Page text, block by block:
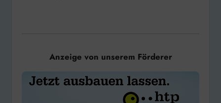
Anzeige von unserem Förderer